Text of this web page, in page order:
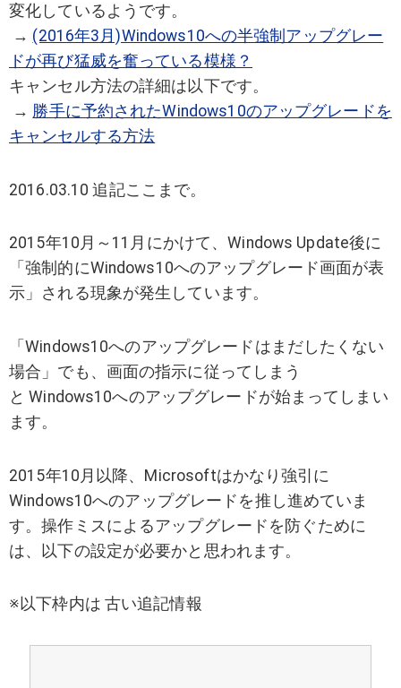
変化しているようです。
→ (2016年3月)Windows10への半強制アップグレー
ドが再び猛威を奮っている模様？
キャンセル方法の詳細は以下です。
→ 勝手に予約されたWindows10のアップグレードを
キャンセルする方法
2016.03.10 追記ここまで。
2015年10月～11月にかけて、Windows Update後に
「強制的にWindows10へのアップグレード画面が表
示」される現象が発生しています。
「Windows10へのアップグレードはまだしたくない
場合」でも、画面の指示に従ってしまう
と Windows10へのアップグレードが始まってしまい
ます。
2015年10月以降、Microsoftはかなり強引に
Windows10へのアップグレードを推し進めていま
す。操作ミスによるアップグレードを防ぐために
は、以下の設定が必要かと思われます。
※以下枠内は 古い追記情報